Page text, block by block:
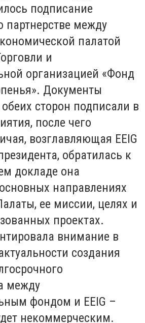
подписание
между
палатой
и
организацией «Фонд
Документы
сторон подписали в
после чего
возглавляющая EEIG
обратилась к
докладе она
направлениях
ее миссии, целях и
проектах.
внимание в
создания
между
фондом и EEIG –
некоммерческим.